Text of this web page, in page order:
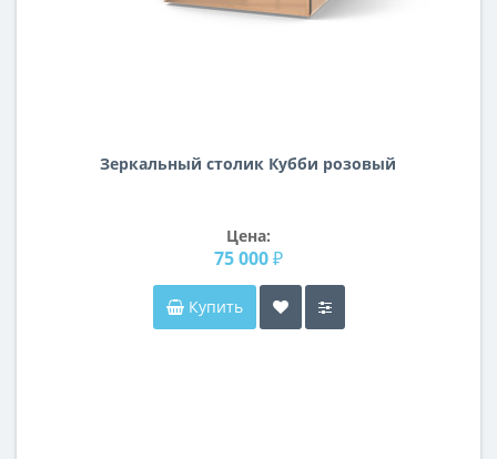
Зеркальный столик Кубби розовый
Цена:
75 000 ₽
Купить